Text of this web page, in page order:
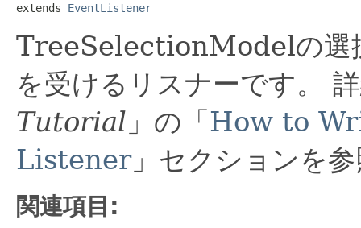
extends EventListener
TreeSelectionModelの選
を受けるリスナーです。
Tutorial 」の「How to
Listener」セクションを
関連項目: